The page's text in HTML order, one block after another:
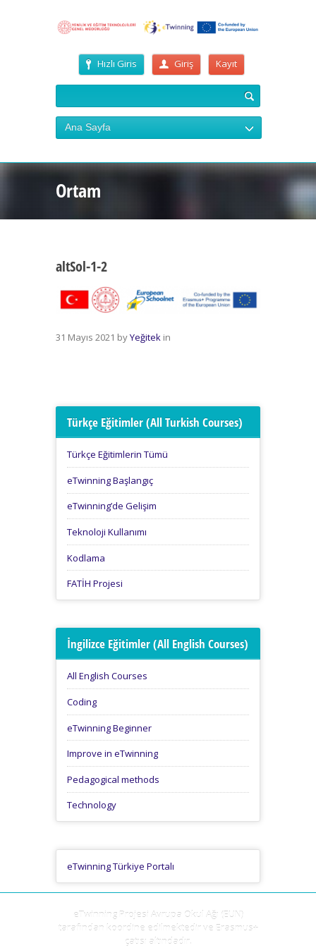
Hızlı Giris Giriş Kayıt
Ana Sayfa
Ortam
altSol-1-2
31 Mayıs 2021 byYeğitek in
Türkçe Eğitimler (All Turkish Courses)
Türkçe Eğitimlerin Tümü
eTwinning Başlangıç
eTwinning’de Gelişim
Teknoloji Kullanımı
Kodlama
FATİH Projesi
İngilizce Eğitimler (All English Courses)
All English Courses
Coding
eTwinning Beginner
Improve in eTwinning
Pedagogical methods
Technology
eTwinning Türkiye Portalı
eTwinning Projesi Avrupa Okul Ağı (EUN)
tarafından koordine edilmektedir ve Erasmus+
çatısı altındadır.